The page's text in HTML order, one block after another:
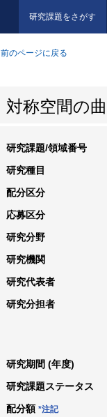
研究課題をさがす
前のページに戻る
対称空間の
研究課題/領域番号
研究種目
配分区分
応募区分
研究分野
研究機関
研究代表者
研究分担者
研究期間 (年度)
研究課題ステータス
配分額 *注記